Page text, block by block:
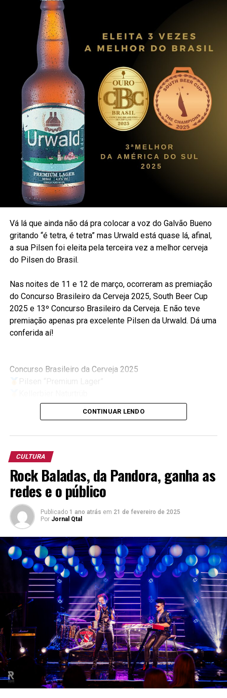
Assista no youtube e nas redes sociais do Brilha.
https://www.youtube.com/watch?v=WIOXtuj5JlI
Vá lá que ainda não dá pra colocar a voz do Galvão Bueno
gritando “é tetra, é tetra” mas Urwald está quase lá, afinal,
a sua Pilsen foi eleita pela terceira vez a melhor cerveja
do Pilsen do Brasil.
Nas noites de 11 e 12 de março, ocorreram as premiação
do Concurso Brasileiro da Cerveja 2025, South Beer Cup
2025 e 13º Concurso Brasileiro da Cerveja. E não teve
premiação apenas pra excelente Pilsen da Urwald. Dá uma
conferida aí!
Concurso Brasileiro da Cerveja 2025
German Pilsner
(Copa Libertadores)
13º Concurso Brasileiro da Cerveja.
Porter
Oktoberfest
Kellerbier Naturtrüb
CONTINUAR LENDO
CULTURA
Rock Baladas, da Pandora, ganha as
redes e o público
Publicado 1 ano atrás em 21 de fevereiro de 2025
Por Jornal Qtal